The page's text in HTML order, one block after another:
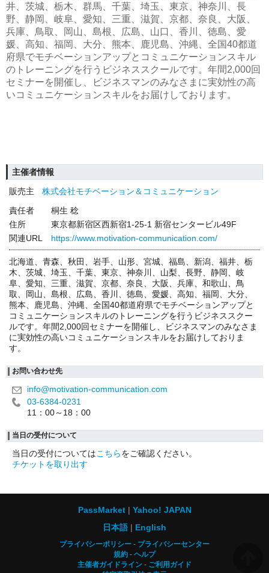
井、茨城、栃木、群馬、千葉、埼玉、東京、神奈川、長
野、静岡、岐阜、愛知、三重、滋賀、京都、奈良、大阪、
兵庫、鳥取、岡山、島根、広島、山口、香川、徳島、愛
媛、高知、福岡、大分、熊本、鹿児島、沖縄、全国40都道
府県でモチベーションアップとコミュニケーションスキル
のトレーニングを行うビジネススクールです。年間2,000回
セミナーを開催し、ビジネスマンのみなさまに実効性の高
いコミュニケーションスキルをお届けしております。
主催者情報
販売主
株式会社モチベーション＆コミュニケーション
責任者
桐生 稔
住所
東京都新宿区西新宿1-25-1 新宿センタービル49F
関連URL
https://www.motivation-communication.com/
北海道、青森、秋田、岩手、山形、宮城、福島、新潟、福井、栃
木、茨城、埼玉、千葉、東京、神奈川、山梨、長野、静岡、岐
阜、愛知、三重、滋賀、京都、奈良、大阪、兵庫、和歌山、鳥
取、岡山、島根、広島、香川、徳島、愛媛、高知、福岡、大分、
熊本、鹿児島、沖縄、全国40都道府県でモチベーションアップと
コミュニケーションスキルのトレーニングを行うビジネススクー
ルです。年間2,000回セミナーを開催し、ビジネスマンのみなさま
に実効性の高いコミュニケーションスキルをお届けしておりま
す。
お問い合わせ先
info@motivation-communication.com
03-6384-0231
11：00～18：00
当日の受付について
当日の受付についてはこちらをご確認ください。
チケットを取り出す
PassMarket
Yahoo! JAPAN
日本語
English
プライバシーポリシー
プライバシーセンター
規約
ヘルプ
主催者ガイドライン
ご利用ガイド